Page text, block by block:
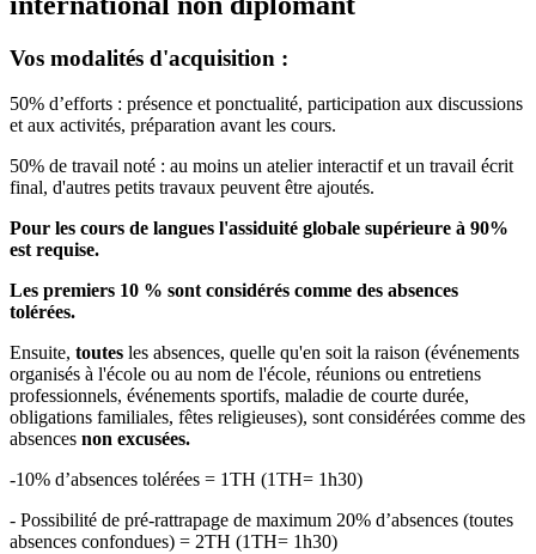
Vos modalités d'acquisition :
50% d’efforts : présence et ponctualité, participation aux discussions
et aux activités, préparation avant les cours.
50% de travail noté : au moins un atelier interactif et un travail écrit
final, d'autres petits travaux peuvent être ajoutés.
Pour les cours de langues l'assiduité globale supérieure à 90%
est requise.
Les premiers 10 % sont considérés comme des absences
tolérées.
Ensuite, toutes les absences, quelle qu'en soit la raison (événements
organisés à l'école ou au nom de l'école, réunions ou entretiens
professionnels, événements sportifs, maladie de courte durée,
obligations familiales, fêtes religieuses), sont considérées comme des
absences non excusées.
-10% d’absences tolérées = 1TH (1TH= 1h30)
- Possibilité de pré-rattrapage de maximum 20% d’absences (toutes
absences confondues) = 2TH (1TH= 1h30)